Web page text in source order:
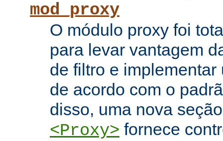
mod_proxy
O módulo proxy foi
para levar vantagem
de filtro e
de acordo com o
disso, uma nova
<Proxy> fornece